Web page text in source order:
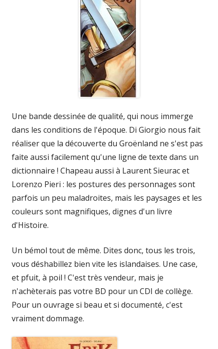
Une bande dessinée de qualité, qui nous immerge
dans les conditions de l'époque. Di Giorgio nous fait
réaliser que la découverte du Groënland ne s'est pas
faite aussi facilement qu'une ligne de texte dans un
dictionnaire ! Chapeau aussi à Laurent Sieurac et
Lorenzo Pieri : les postures des personnages sont
parfois un peu maladroites, mais les paysages et les
couleurs sont magnifiques, dignes d'un livre
d'Histoire.
Un bémol tout de même. Dites donc, tous les trois,
vous déshabillez bien vite les islandaises. Une case,
et pfuit, à poil ! C'est très vendeur, mais je
n'achèterais pas votre BD pour un CDI de collège.
Pour un ouvrage si beau et si documenté, c'est
vraiment dommage.